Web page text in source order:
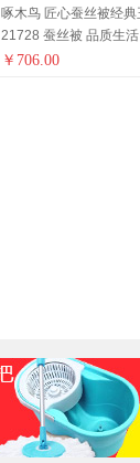
啄木鸟 匠心蚕丝被经
21728 蚕丝被 品质生
居 迎新季 特惠促销】 家
￥ 706.00